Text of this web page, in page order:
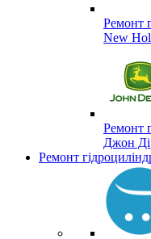
Ремонт
New
Ремонт
Джон
Ремонт